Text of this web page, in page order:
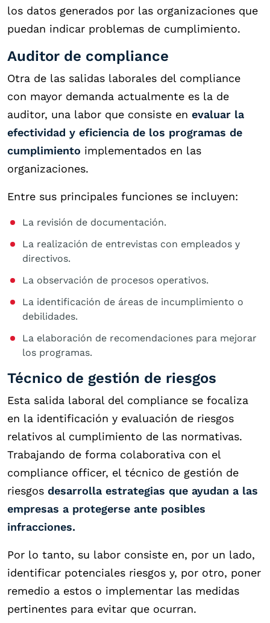
los datos generados por las organizaciones que
puedan indicar problemas de cumplimiento.
Auditor de compliance
Otra de las salidas laborales del compliance
con mayor demanda actualmente es la de
auditor, una labor que consiste en evaluar la
efectividad y eficiencia de los programas de
cumplimiento implementados en las
organizaciones.
Entre sus principales funciones se incluyen:
La revisión de documentación.
La realización de entrevistas con empleados y
directivos.
La observación de procesos operativos.
La identificación de áreas de incumplimiento o
debilidades.
La elaboración de recomendaciones para mejorar
los programas.
Técnico de gestión de riesgos
Esta salida laboral del compliance se focaliza
en la identificación y evaluación de riesgos
relativos al cumplimiento de las normativas.
Trabajando de forma colaborativa con el
compliance officer, el técnico de gestión de
riesgos desarrolla estrategias que ayudan a las
empresas a protegerse ante posibles
infracciones.
Por lo tanto, su labor consiste en, por un lado,
identificar potenciales riesgos y, por otro, poner
remedio a estos o implementar las medidas
pertinentes para evitar que ocurran.